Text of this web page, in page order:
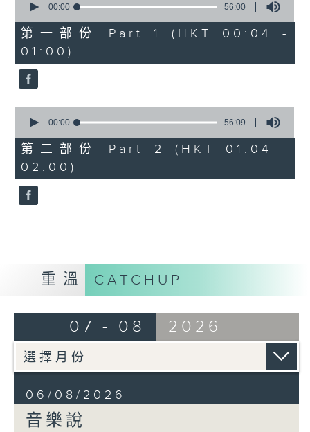
seconds
56
minutes,
0
seconds
00:00 56:00
第一部份 Part 1 (HKT 00:04 -
01:00)
seconds
56
minutes,
9
seconds
00:00 56:09
第二部份 Part 2 (HKT 01:04 -
02:00)
重溫 CATCHUP
07 - 08 2026
06/08/2026
音樂說